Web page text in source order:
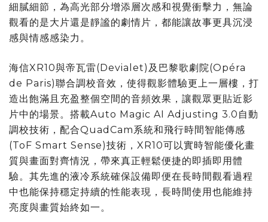
細膩細節，為高光部分增添層次感和視覺衝擊力，無論
觀看的是大片還是靜謐的劇情片，都能讓故事更具沉浸
感與情感感染力。
海信XR10與帝瓦雷(Devialet)及巴黎歌劇院(Opéra
de Paris)聯合調校音效，使得觀影體驗更上一層樓，打
造出飽滿且充盈整個空間的音頻效果，讓觀眾更貼近影
片中的場景。搭載Auto Magic AI Adjusting 3.0自動
調校技術，配合QuadCam系統和飛行時間智能傳感
(ToF Smart Sense)技術，XR10可以實時智能優化畫
質與畫面對齊情況，帶來真正輕鬆便捷的即插即用體
驗。其先進的液冷系統確保設備即便在長時間觀看過程
中也能保持穩定持續的性能表現，長時間使用也能維持
亮度與畫質始終如一。